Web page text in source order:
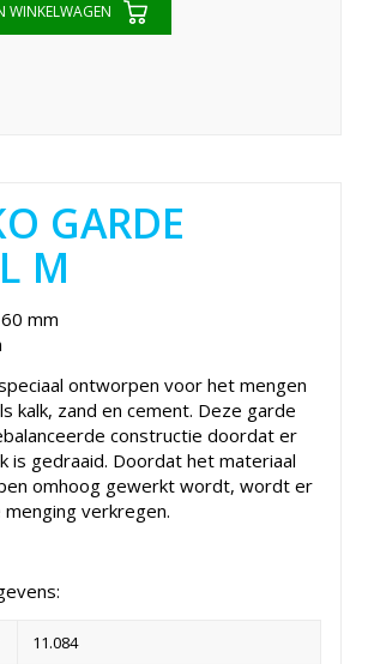
WINKELWAGEN
GARDE
M
mm
ontworpen voor het mengen
kalk, zand en cement. Deze garde
constructie doordat er
is gedraaid. Doordat het materiaal
omhoog gewerkt wordt, wordt er
verkregen.
11.084